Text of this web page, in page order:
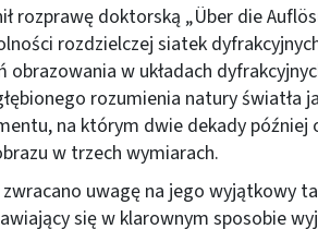
rozprawę doktorską „Über die
rozdzielczej siatek
obrazowania w układach
rozumienia natury światła
na którym dwie dekady później
w trzech wymiarach.
uwagę na jego wyjątkowy
się w klarownym sposobie